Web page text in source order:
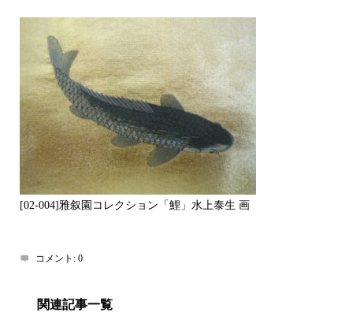
[02-004]雅叙園コレクション「鯉」水上泰生 画
コメント: 0
関連記事一覧